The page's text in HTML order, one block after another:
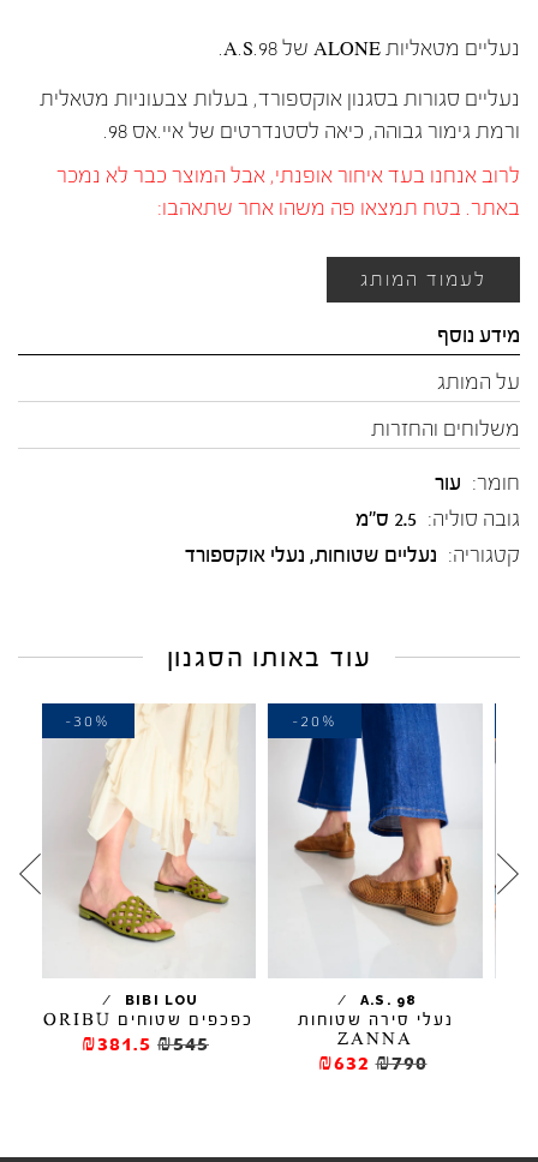
נעליים מטאליות ALONE של A.S.98.
נעליים סגורות בסגנון אוקספורד, בעלות צבעוניות מטאלית
ורמת גימור גבוהה, כיאה לסטנדרטים של איי.אס 98.
לרוב אנחנו בעד איחור אופנתי, אבל המוצר כבר לא נמכר
באתר. בטח תמצאו פה משהו אחר שתאהבו:
לעמוד המותג
מידע נוסף
על המותג
משלוחים והחזרות
חומר: עור
גובה סוליה: 2.5 ס"מ
קטגוריה: נעליים שטוחות, נעלי אוקספורד
עוד באותו הסגנון
A.S. 98
/
נעלי סירה שטוחות
ZANNA
₪790
₪632
-20%
BIBI LOU
/
כפכפים שטוחים ORIBU
₪545
₪381.5
-30%